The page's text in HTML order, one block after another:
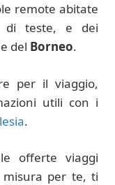
remote abitate
di teste, e dei
del Borneo.
per il viaggio,
utili con i
.
offerte viaggi
per te, ti